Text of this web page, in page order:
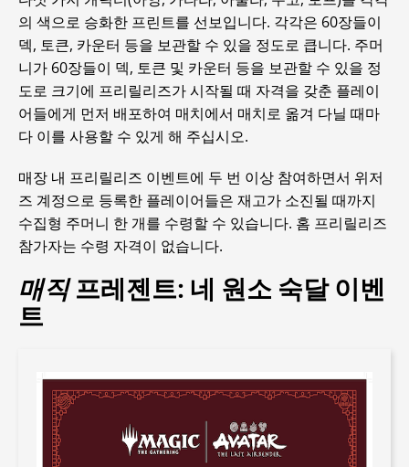
의 색으로 승화한 프린트를 선보입니다. 각각은 60장들이
덱, 토큰, 카운터 등을 보관할 수 있을 정도로 큽니다. 주머
니가 60장들이 덱, 토큰 및 카운터 등을 보관할 수 있을 정
도로 크기에 프리릴리즈가 시작될 때 자격을 갖춘 플레이
어들에게 먼저 배포하여 매치에서 매치로 옮겨 다닐 때마
다 이를 사용할 수 있게 해 주십시오.
매장 내 프리릴리즈 이벤트에 두 번 이상 참여하면서 위저
즈 계정으로 등록한 플레이어들은 재고가 소진될 때까지
수집형 주머니 한 개를 수령할 수 있습니다. 홈 프리릴리즈
참가자는 수령 자격이 없습니다.
매직프레젠트: 네 원소 숙달 이벤
트